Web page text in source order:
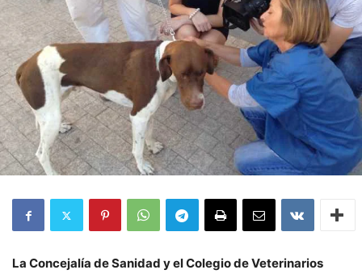
La Concejalía de Sanidad y el Colegio de Veterinarios